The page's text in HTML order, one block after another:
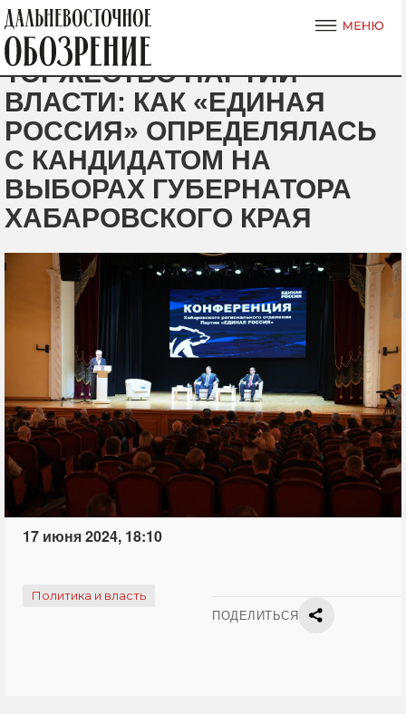
ТОРЖЕСТВО ПАРТИИ
ВЛАСТИ: КАК «ЕДИНАЯ
РОССИЯ» ОПРЕДЕЛЯЛАСЬ
С КАНДИДАТОМ НА
ВЫБОРАХ ГУБЕРНАТОРА
ХАБАРОВСКОГО КРАЯ
17 июня 2024, 18:10
Политика и власть
ПОДЕЛИТЬСЯ